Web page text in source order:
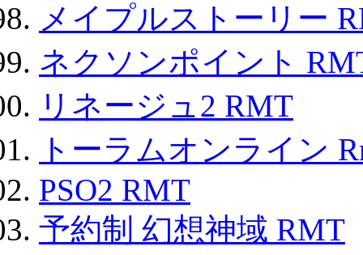
メイプルストーリー
ネクソンポイント
リネージュ2 RMT
トーラムオンライン
PSO2 RMT
予約制 幻想神域 RMT